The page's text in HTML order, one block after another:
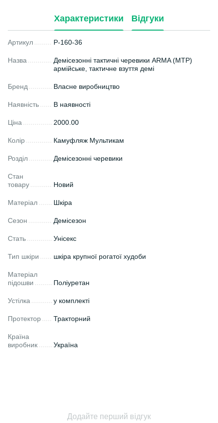
Характеристики Відгуки
Артикул P-160-36
Назва
Демісезонні тактичні черевики ARMA (MTP)
армійське, тактичне взуття демі
Бренд Власне виробництво
Наявність В наявності
Ціна 2000.00
Колір Камуфляж Мультикам
Розділ Демісезонні черевики
Стан
товару
Новий
Матеріал Шкіра
Сезон Демісезон
Стать Унісекс
Тип шкіри шкіра крупної рогатої худоби
Матеріал
підошви
Поліуретан
Устілка у комплекті
Протектор Тракторний
Країна
виробник
Україна
Додайте перший відгук